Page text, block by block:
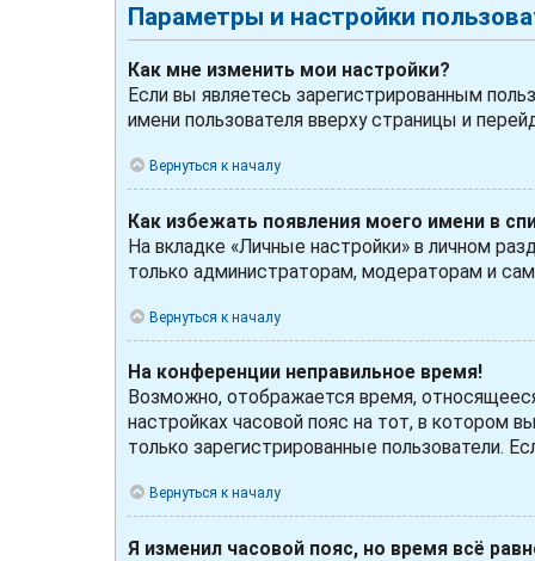
Параметры и настройки
Как мне изменить мои настройки?
Если вы являетесь зарегистрированным
имени пользователя вверху страницы и
Вернуться к началу
Как избежать появления моего имени в
На вкладке «Личные настройки» в личном
только администраторам, модераторам и
Вернуться к началу
На конференции неправильное время!
Возможно, отображается время,
настройках часовой пояс на тот, в котором
только зарегистрированные пользователи.
Вернуться к началу
Я изменил часовой пояс, но время всё